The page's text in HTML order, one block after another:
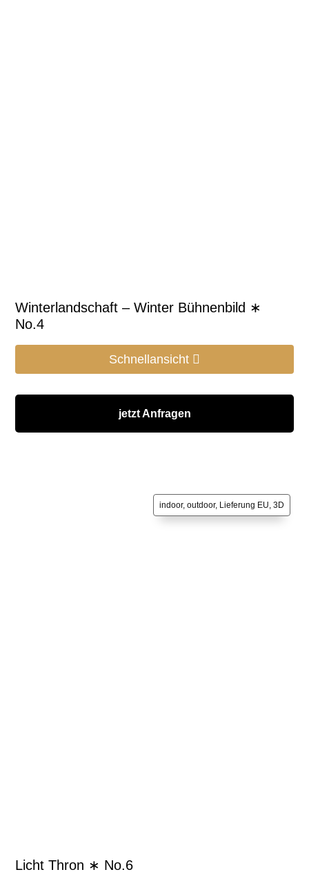
Winterlandschaft – Winter Bühnenbild ∗
No.4
Schnellansicht
jetzt Anfragen
indoor, outdoor, Lieferung EU, 3D
Licht Thron ∗ No.6